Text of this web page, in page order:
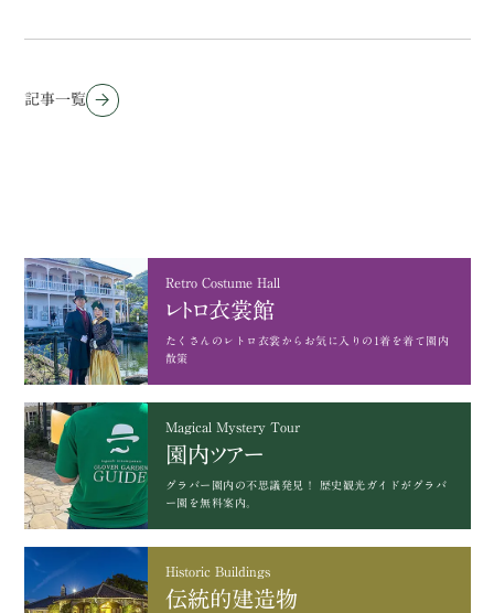
記事一覧
Retro Costume Hall
レトロ衣裳館
たくさんのレトロ衣裳から お気に入りの1着を着て園内
散策
Magical Mystery Tour
園内ツアー
グラバー園内の不思議発見！
歴史観光ガイドがグラバ
ー園を無料案内。
Historic Buildings
伝統的建造物